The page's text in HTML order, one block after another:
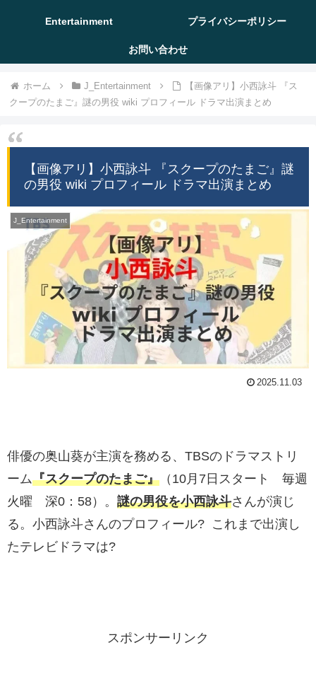
Entertainment プライバシーポリシー
お問い合わせ
ホーム J_Entertainment
【画像アリ】小西詠斗 『ス
クープのたまご』謎の男役 wiki プロフィール ドラマ出演まとめ
【画像アリ】小西詠斗 『スクープのたまご』謎
の男役 wiki プロフィール ドラマ出演まとめ
J_Entertainment
2025.11.03
俳優の奥山葵が主演を務める、TBSのドラマストリ
ーム『スクープのたまご』 （10月7日スタート 毎週
火曜 深0：58）。 謎の男役を小西詠斗さんが演じ
る。小西詠斗さんのプロフィール? これまで出演し
たテレビドラマは?
スポンサーリンク